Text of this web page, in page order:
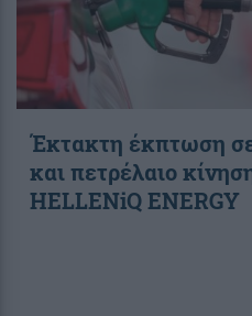
Έκτακτη έκπτωση
και πετρέλαιο
HELLENiQ ENERGY